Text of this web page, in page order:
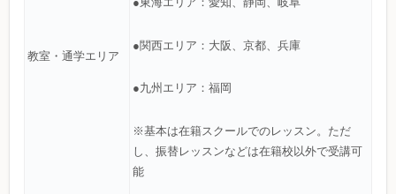
教室・通学エリア
●関西エリア：大阪、京都、兵庫
●九州エリア：福岡
※基本は在籍スクールでのレッスン。ただ
し、振替レッスンなどは在籍校以外で受講可
能